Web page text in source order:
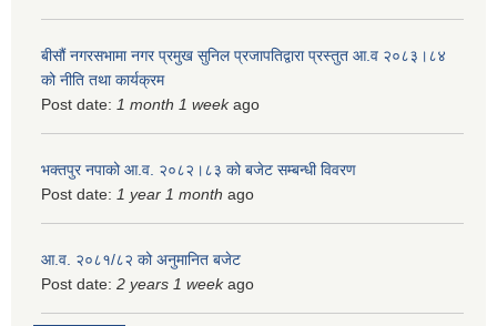
बीसौं नगरसभामा नगर प्रमुख सुनिल प्रजापतिद्वारा प्रस्तुत आ.व‍ २०८३।८४
को नीति तथा कार्यक्रम
Post date: 1 month 1 weekago
भक्तपुर नपाको आ.व. २०८२।८३ को बजेट सम्बन्धी विवरण
Post date: 1 year 1 month ago
आ.व. २०८१/८२ को अनुमानित बजेट
Post date: 2 years 1 weekago